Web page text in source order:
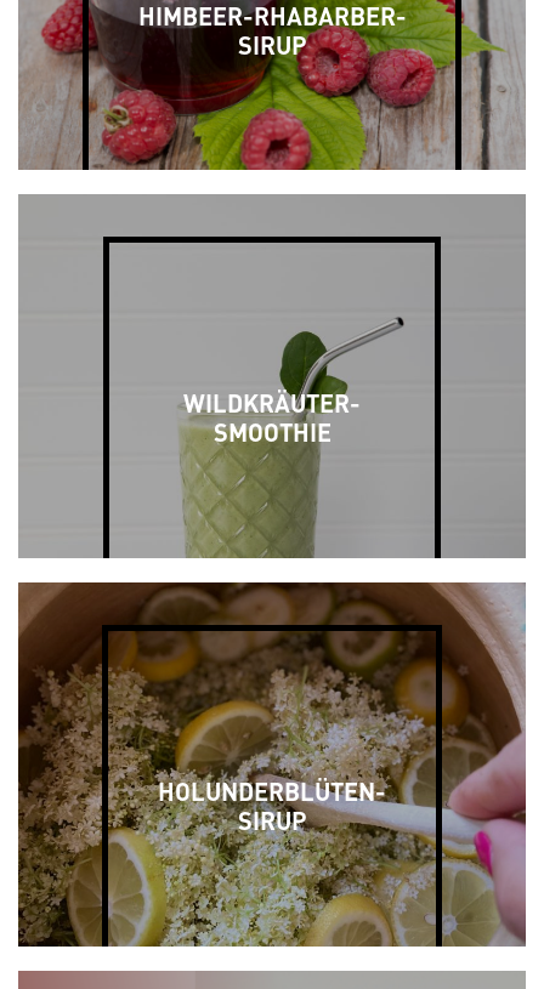
HIMBEER-RHABARBER-
SIRUP
WILDKRÄUTER-
SMOOTHIE
HOLUNDERBLÜTEN-
SIRUP